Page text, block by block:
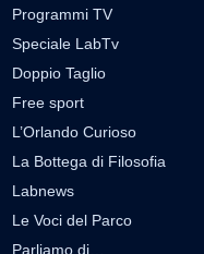
Programmi TV
Speciale LabTv
Doppio Taglio
Free sport
L’Orlando Curioso
La Bottega di Filosofia
Labnews
Le Voci del Parco
Parliamo di…